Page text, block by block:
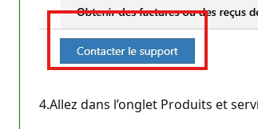
4.Allez dans l’onglet Produits et